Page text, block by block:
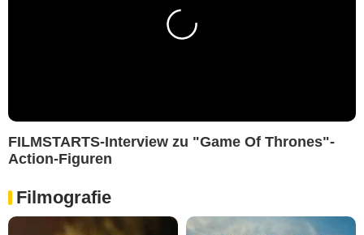
FILMSTARTS-Interview zu "Game Of Thrones"-
Action-Figuren
Filmografie